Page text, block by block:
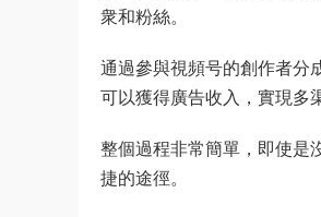
衆和粉絲。
通過參與視頻号的創作者分
可以獲得廣告收入，實現多
整個過程非常簡單，即使是
捷的途徑。